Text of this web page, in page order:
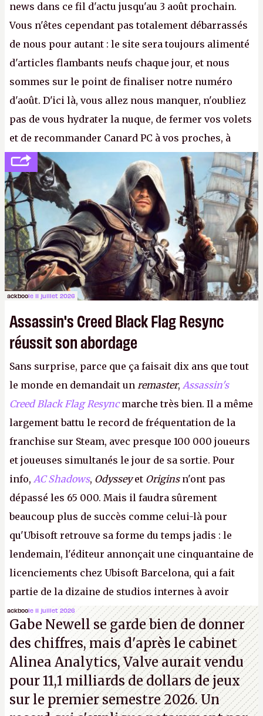
news dans ce fil d'actu jusqu'au 3 août prochain.
Vous n'êtes cependant pas totalement débarrassés
de nous pour autant : le site sera toujours alimenté
d'articles flambants neufs chaque jour, et nous
sommes sur le point de finaliser notre numéro
d'août. D'ici là, vous allez nous manquer, n'oubliez
pas de vous hydrater la nuque, de fermer vos volets
et de recommander Canard PC à vos proches, à
votre famille et aux inconnus que vous croisez
dans la rue. Bon été à tous ! –ER.
ackboole 11 juillet 2026
Assassin's Creed Black Flag Resync
réussit son abordage
Sans surprise, parce que ça faisait dix ans que tout
le monde en demandait un remaster, Assassin's
Creed Black Flag Resyncmarche très bien. Il a même
largement battu le record de fréquentation de la
franchise sur Steam, avec presque 100 000 joueurs
et joueuses simultanés le jour de sa sortie. Pour
info, AC Shadows, Odysseyet Originsn'ont pas
dépassé les 65 000. Mais il faudra sûrement
beaucoup plus de succès comme celui-là pour
qu'Ubisoft retrouve sa forme du temps jadis : le
lendemain, l'éditeur annonçait une cinquantaine de
licenciements chez Ubisoft Barcelona, qui a fait
partie de la dizaine de studios internes à avoir
travaillé sur cetAssassin's Creedsous la direction
d'Ubisoft Singapour.A.
ackboole 11 juillet 2026
Gabe Newell se garde bien de donner
des chiffres, mais d'après le cabinet
Alinea Analytics, Valve aurait vendu
pour 11,1 milliards de dollars de jeux
sur le premier semestre 2026. Un